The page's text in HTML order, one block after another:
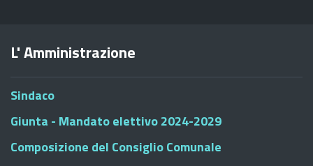
L' Amministrazione
Sindaco
Giunta - Mandato elettivo 2024-2029
Composizione del Consiglio Comunale